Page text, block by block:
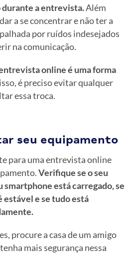
durante a entrevista.Além
a se concentrar e não ter a
por ruídos indesejados
na comunicação.
online é uma forma
é preciso evitar qualquer
essa troca.
seu equipamento
para uma entrevista online
Verifique se o seu
está carregado, se
estável e se tudo está
procure a casa de um amigo
mais segurança nessa